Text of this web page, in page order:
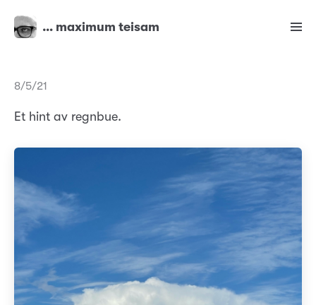
… maximum teisam
8/5/21
Et hint av regnbue.